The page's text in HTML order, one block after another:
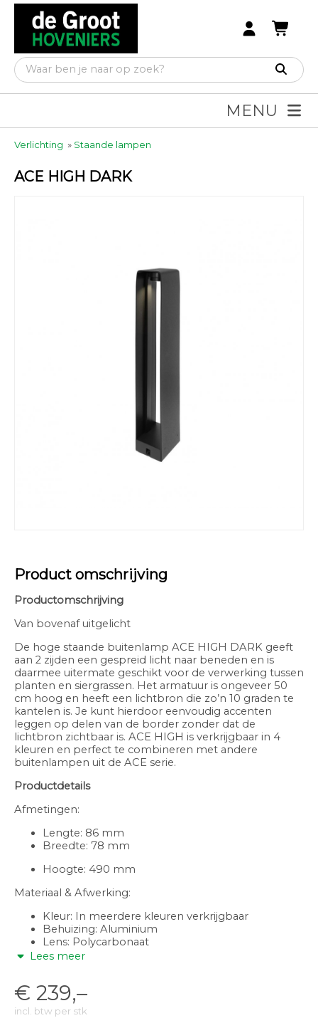
MENU
Verlichting » Staande lampen
ACE HIGH DARK
Product omschrijving
Productomschrijving
Van bovenaf uitgelicht
De hoge staande buitenlamp ACE HIGH DARK geeft
aan 2 zijden een gespreid licht naar beneden en is
daarmee uitermate geschikt voor de verwerking tussen
planten en siergrassen. Het armatuur is ongeveer 50
cm hoog en heeft een lichtbron die zo’n 10 graden te
kantelen is. Je kunt hierdoor eenvoudig accenten
leggen op delen van de border zonder dat de
lichtbron zichtbaar is. ACE HIGH is verkrijgbaar in 4
kleuren en perfect te combineren met andere
buitenlampen uit de ACE serie.
Productdetails
Afmetingen:
Lengte: 86 mm
Breedte: 78 mm
Hoogte: 490 mm
Materiaal & Afwerking:
Kleur: In meerdere kleuren verkrijgbaar
Behuizing: Aluminium
Lens: Polycarbonaat
Spanning: 12V
Vermogen: 3W
Installatiewaarde: 5,30VA
Lees meer
€ 239,–
incl. btw per stk